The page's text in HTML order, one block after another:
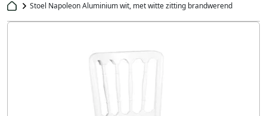
Stoel Napoleon Aluminium wit, met witte zitting brandwerend